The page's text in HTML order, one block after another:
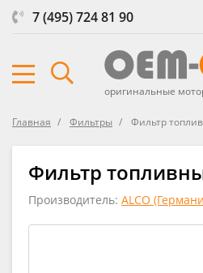
7 (495) 724 81 90
оригинальные
Главная Фильтры Фильтр
Фильтр
Производитель: ALCO